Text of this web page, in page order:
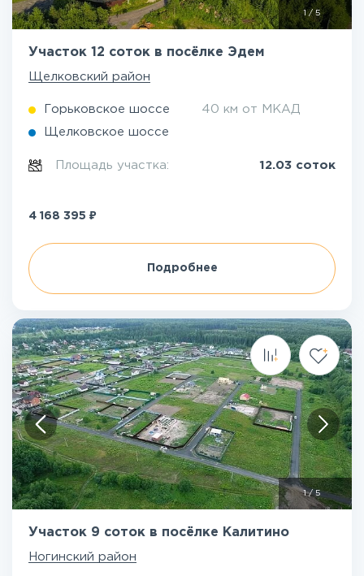
1 / 5
Участок 12 соток в посёлке Эдем
Щелковский район
Горьковское шоссе 40 км от МКАД
Щелковское шоссе
Площадь участка: 12.03 соток
4 168 395 ₽
Подробнее
1/ 5
Участок 9 соток в посёлке Калитино
Ногинский район